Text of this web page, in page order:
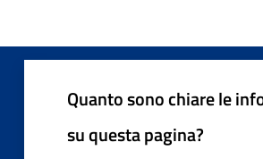
Quanto sono chiare le
su questa pagina?